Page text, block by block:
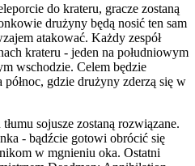
do krateru, gracze zostaną
drużyny będą nosić ten sam
atakować. Każdy zespół
krateru - jeden na południowym
wschodzie. Celem będzie
gdzie drużyny zderzą się w
sojusze zostaną rozwiązane.
- bądźcie gotowi obrócić się
w mgnieniu oka. Ostatni